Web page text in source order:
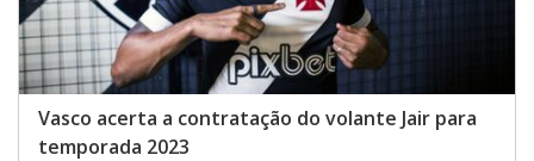
Vasco acerta a contratação do volante Jair para
temporada 2023